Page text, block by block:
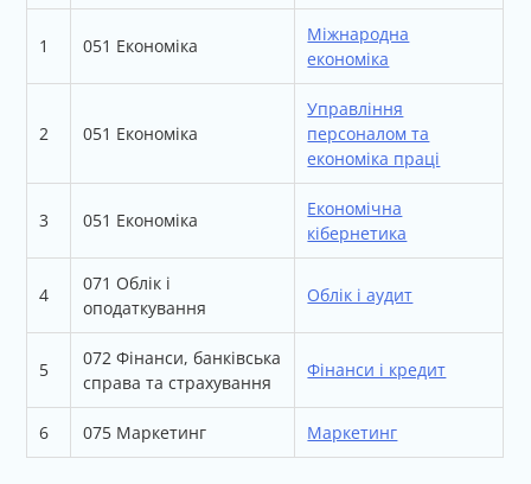
1 051 Економіка
Міжнародна
економіка
2 051 Економіка
Управління
персоналом та
економіка праці
3 051 Економіка
Економічна
кібернетика
4
071 Облік і
оподаткування
Облік і аудит
5
072 Фінанси, банківська
справа та страхування
Фінанси і кредит
6 075 Маркетинг Маркетинг